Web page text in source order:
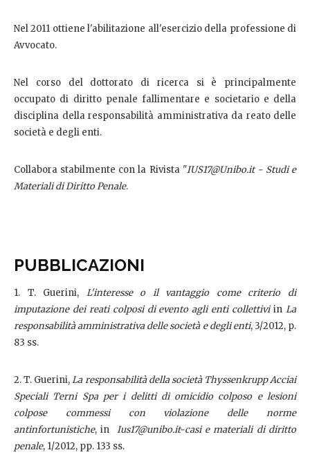
Nel 2011 ottiene l'abilitazione all'esercizio della professione di
Avvocato.
Nel corso del dottorato di ricerca si è principalmente
occupato di diritto penale fallimentare e societario e della
disciplina della responsabilità amministrativa da reato delle
società e degli enti.
Collabora stabilmente con la Rivista "IUS17@Unibo.it - Studi e
Materiali di Diritto Penale.
PUBBLICAZIONI
1. T. Guerini, L'interesse o il vantaggio come criterio di
imputazione dei reati colposi di evento agli enti collettiviinLa
responsabilità amministrativa delle società e degli enti, 3/2012, p.
83 ss.
2. T. Guerini,La responsabilità della società Thyssenkrupp Acciai
Speciali Terni Spa per i delitti di omicidio colposo e lesioni
colpose commessi con violazione delle norme
antinfortunistiche, in Ius17@unibo.it-casi e materiali di diritto
penale, 1/2012, pp. 133 ss.